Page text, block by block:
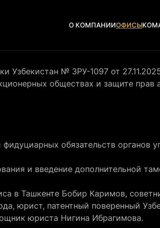
О КОМПАНИИОФИСЫ
Узбекистан № ЗРУ-1097 от
обществах и защите прав
обязательств органов
и введение дополнительной
в Ташкенте Бобир Каримов,
юрист, патентный поверенный
юриста Нигина Ибрагимова.